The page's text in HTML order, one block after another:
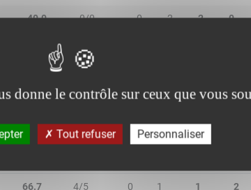
40.0 0/0 0 2 2 0
66.7 4/5 0 1 1 2
donne le contrôle sur ceux que vous
Tout refuser Personnaliser